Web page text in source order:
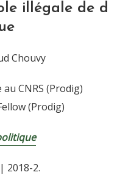
illégale de d
Chouvy
CNRS (Prodig)
(Prodig)
2018-2.